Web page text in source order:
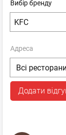
KFC
Київ,
пр. Бажана,
+38050 440
Осокорки
Пн–Нд
відгуків: 0
Вибір бренду
Адреса
Додати